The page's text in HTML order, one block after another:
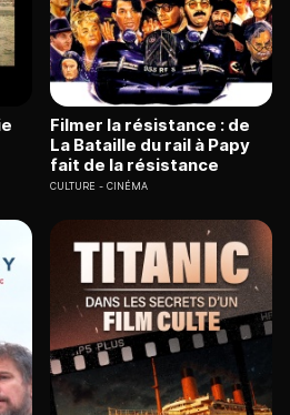
Filmer la résistance : de
La Bataille du rail à Papy
fait de la résistance
CULTURE CINÉMA